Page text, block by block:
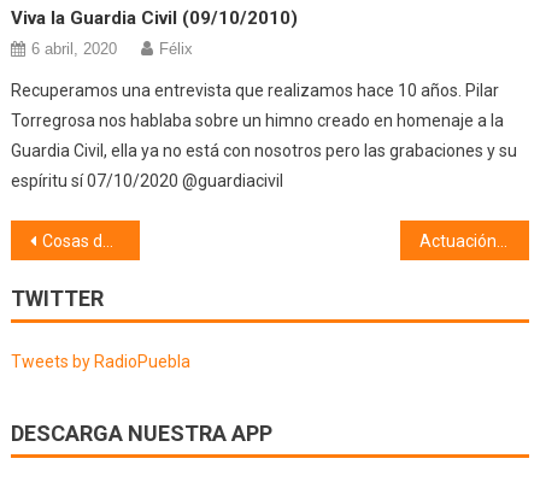
Viva la Guardia Civil (09/10/2010)
6 abril, 2020 Félix
Recuperamos una entrevista que realizamos hace 10 años. Pilar
Torregrosa nos hablaba sobre un himno creado en homenaje a la
Guardia Civil, ella ya no está con nosotros pero las grabaciones y su
espíritu sí 07/10/2020 @guardiacivil
Navegación
de
entradas
Cosas de mi pueblo, coplillas y apodos (11/07/23)
TWITTER
Tweets by RadioPuebla
DESCARGA NUESTRA APP